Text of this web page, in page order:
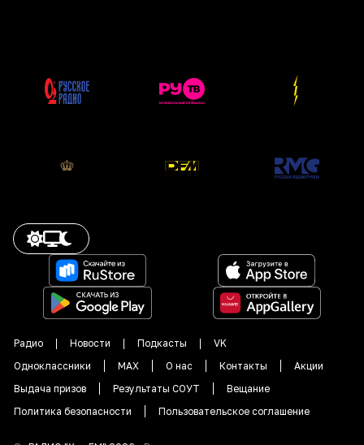
Радио Новости Подкасты
VK
Одноклассники
MAX О нас Контакты
Акции
Выдача призов
Результаты СОУТ
Вещание
Политика безопасности
Пользовательское соглашение